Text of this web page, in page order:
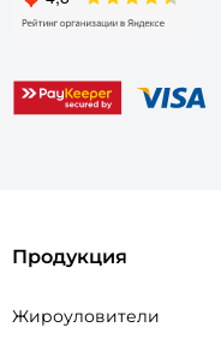
Продукция
Жироуловители